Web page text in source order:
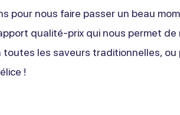
pour nous faire passer un beau
qualité-prix qui nous permet de
les saveurs traditionnelles, ou
!